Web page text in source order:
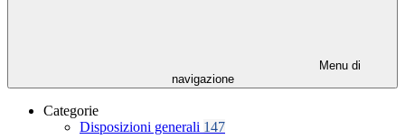
Menu di
navigazione
Categorie
Disposizioni generali 147